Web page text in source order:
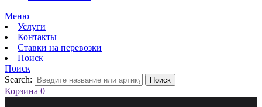
Меню
Услуги
Контакты
Ставки на перевозки
Поиск
Поиск
Search:
Поиск
Корзина 0